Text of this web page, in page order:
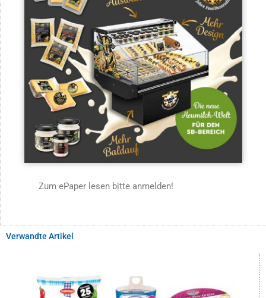
Zum ePaper lesen bitte anmelden!
Verwandte Artikel